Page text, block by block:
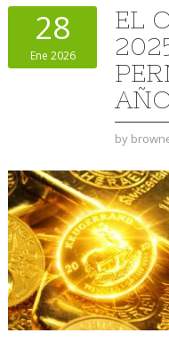
28
Ene 2026
EL
by